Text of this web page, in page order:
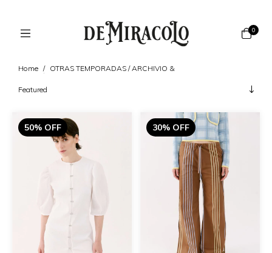
0
Home / OTRAS TEMPORADAS / ARCHIVIO &
50% OFF 30% OFF